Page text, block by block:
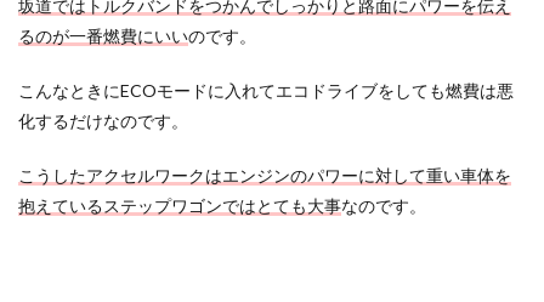
坂道ではトルクバンドをつかんでしっかりと路面にパワーを伝え
るのが一番燃費にいいのです。
こんなときにECOモードに入れてエコドライブをしても燃費は悪
化するだけなのです。
こうしたアクセルワークはエンジンのパワーに対して重い車体を
抱えているステップワゴンではとても大事なのです。